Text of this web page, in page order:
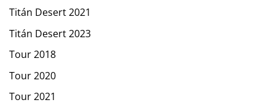
Titán Desert 2021
Titán Desert 2023
Tour 2018
Tour 2020
Tour 2021